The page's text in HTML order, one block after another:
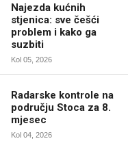
Najezda kućnih
stjenica: sve češći
problem i kako ga
suzbiti
Kol 05, 2026
Radarske kontrole na
području Stoca za 8.
mjesec
Kol 04, 2026